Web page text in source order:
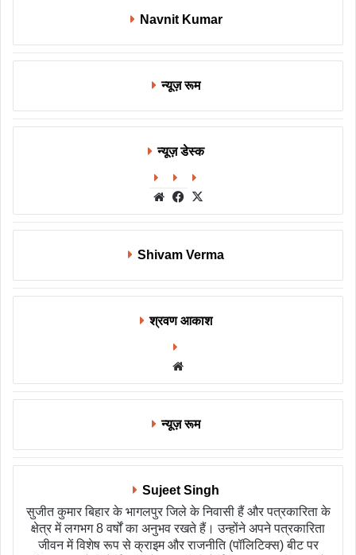
Navnit Kumar
न्यूज़ रूम
न्यूज़ डेस्क
WebsiteFacebook
Shivam Verma
श्रवण आकाश
न्यूज़ रूम
Sujeet Singh
सुजीत कुमार बिहार के भागलपुर जिले के निवासी हैं और पत्रकारिता के
क्षेत्र में लगभग 8 वर्षों का अनुभव रखते हैं। उन्होंने अपने पत्रकारिता
जीवन में विशेष रूप से क्राइम और राजनीति (पॉलिटिक्स) बीट पर